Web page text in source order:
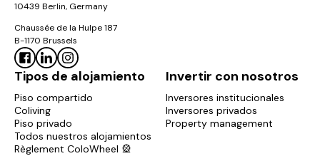
10439 Berlin, Germany
Chaussée de la Hulpe 187
B-1170 Brussels
Tipos de alojamiento
Piso compartido
Coliving
Piso privado
Todos nuestros alojamientos
Règlement ColoWheel 🎡
Invertir con nosotros
Inversores institucionales
Inversores privados
Property management